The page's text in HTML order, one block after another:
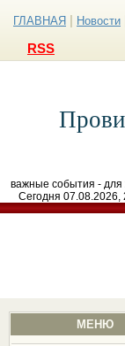
ГЛАВНАЯ Новости
RSS
важные события - для
Сегодня 07.08.2026,
МЕНЮ